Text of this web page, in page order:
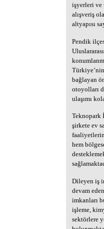
işyerleri ve
alışveriş
altyapısı
Pendik
bağlayan
otoyolları
ulaşımı
Teknopark
şirkete ev
hem
Dileyen iş
devam
imkanları
işleme,
sektörlere